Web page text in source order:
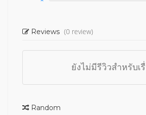
Reviews (0 review)
ยังไม่มีรีวิวสำหรับเ
Random